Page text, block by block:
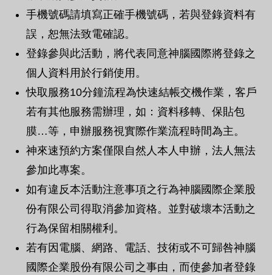
手機號碼請填寫正確手機號碼，若與登錄資料有
誤，恕無法致電確認。
登錄參與此活動，將代表同意神腦國際將登錄之
個人資料用於行銷使用。
快取服務10分鐘流程為快速結帳交機作業，客戶
若有其他服務需辦理，如：資料移轉、保貼包
膜…等，申辦服務視實際作業流程時間為主。
神來速預約方案僅限自然人本人申辦，法人無法
參加此專案。
如有違反本活動注意事項之行為神腦國際企業股
份有限公司得取消參加資格。並對破壞本活動之
行為保留相關權利。
若有因電腦、網路、電話、技術或不可歸咎神腦
國際企業股份有限公司之事由，而使參加者登錄